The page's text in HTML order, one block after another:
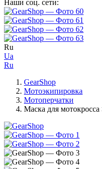
Наши соц. сети:
Ru
Ua
Ru
GearShop
Мотоэкипировка
Мотоперчатки
Маска для мотокросса